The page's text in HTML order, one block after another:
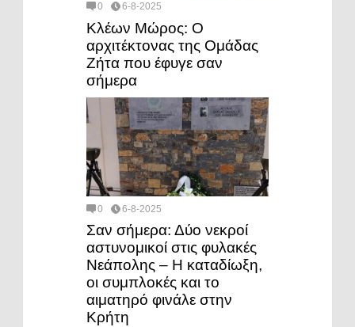
0 6-8-2025
Κλέων Μώρος: Ο
αρχιτέκτονας της Ομάδας
Ζήτα που έφυγε σαν
σήμερα
0 6-8-2025
Σαν σήμερα: Δύο νεκροί
αστυνομικοί στις φυλακές
Νεάπολης – Η καταδίωξη,
οι συμπλοκές και το
αιματηρό φινάλε στην
Κρήτη